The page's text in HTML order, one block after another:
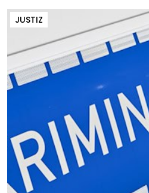
JUSTIZ